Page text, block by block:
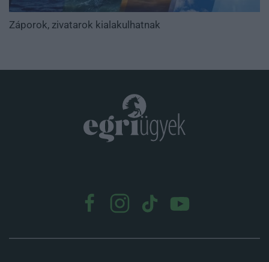
Záporok, zivatarok kialakulhatnak